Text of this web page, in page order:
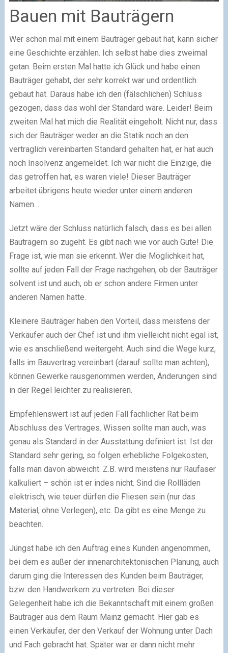
Bauen mit Bauträgern
Wer schon mal mit einem Bauträger gebaut hat, kann sicher
eine Geschichte erzählen. Ich selbst habe dies zweimal
getan. Beim ersten Mal hatte ich Glück und habe einen
Bauträger gehabt, der sehr korrekt war und ordentlich
gebaut hat. Daraus habe ich den (fälschlichen) Schluss
gezogen, dass das wohl der Standard wäre. Leider! Beim
zweiten Mal hat mich die Realität eingeholt. Nicht nur, dass
sich der Bauträger weder an die Statik noch an den
vertraglich vereinbarten Standard gehalten hat, er hat auch
noch Insolvenz angemeldet. Ich war nicht die Einzige, die
das getroffen hat, es waren viele! Dieser Bauträger
arbeitet übrigens heute wieder unter einem anderen
Namen…
Jetzt wäre der Schluss natürlich falsch, dass es bei allen
Bauträgern so zugeht. Es gibt nach wie vor auch Gute! Die
Frage ist, wie man sie erkennt. Wer die Möglichkeit hat,
sollte auf jeden Fall der Frage nachgehen, ob der Bauträger
solvent ist und auch, ob er schon andere Firmen unter
anderen Namen hatte.
Kleinere Bauträger haben den Vorteil, dass meistens der
Verkäufer auch der Chef ist und ihm vielleicht nicht egal ist,
wie es anschließend weitergeht. Auch sind die Wege kurz,
falls im Bauvertrag vereinbart (darauf sollte man achten),
können Gewerke rausgenommen werden, Änderungen sind
in der Regel leichter zu realisieren.
Empfehlenswert ist auf jeden Fall fachlicher Rat beim
Abschluss des Vertrages. Wissen sollte man auch, was
genau als Standard in der Ausstattung definiert ist. Ist der
Standard sehr gering, so folgen erhebliche Folgekosten,
falls man davon abweicht. Z.B. wird meistens nur Raufaser
kalkuliert – schön ist er indes nicht. Sind die Rollläden
elektrisch, wie teuer dürfen die Fliesen sein (nur das
Material, ohne Verlegen), etc. Da gibt es eine Menge zu
beachten.
Jüngst habe ich den Auftrag eines Kunden angenommen,
bei dem es außer der innenarchitektonischen Planung, auch
darum ging die Interessen des Kunden beim Bauträger,
bzw. den Handwerkern zu vertreten. Bei dieser
Gelegenheit habe ich die Bekanntschaft mit einem großen
Bauträger aus dem Raum Mainz gemacht. Hier gab es
einen Verkäufer, der den Verkauf der Wohnung unter Dach
und Fach gebracht hat. Später war er dann nicht mehr